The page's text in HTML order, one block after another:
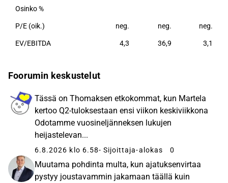
Osinko %
P/E (oik.) neg. neg. neg.
EV/EBITDA 4,3 36,9 3,1
Foorumin keskustelut
Tässä on Thomaksen etkokommat, kun Martela
kertoo Q2-tuloksestaan ensi viikon keskiviikkona
Odotamme vuosineljänneksen lukujen
heijastelevan...
6.8.2026 klo 6.58- Sijoittaja-alokas 0
Muutama pohdinta multa, kun ajatuksenvirtaa
pystyy joustavammin jakamaan täällä kuin